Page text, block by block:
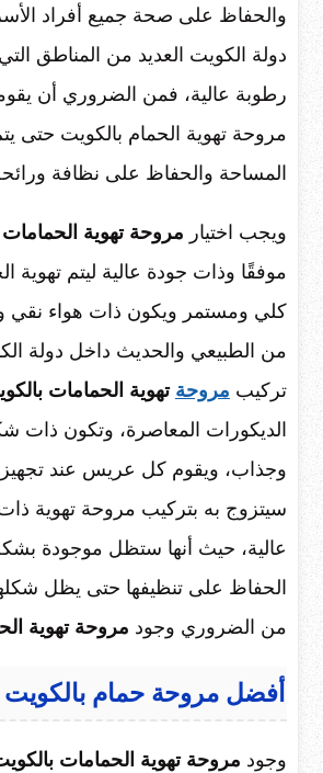
والحفاظ على صحة جميع أفراد
دولة الكويت العديد من المناطق
رطوبة عالية، فمن الضروري أن
مروحة تهوية الحمام بالكويت حتى
المساحة والحفاظ على نظافة
ويجب اختيار مروحة تهوية الحمامات
موفقًا وذات جودة عالية ليتم تهوية
كلي ومستمر ويكون ذات هواء نقي
من الطبيعي والحديث داخل دولة
تركيب مروحة تهوية الحمامات
الديكورات المعاصرة، وتكون ذات
وجذاب، ويقوم كل عريس عند تجهيز
سيتزوج به بتركيب مروحة تهوية
عالية، حيث أنها ستظل موجودة
الحفاظ على تنظيفها حتى يظل
من الضروري وجود مروحة تهوية
أفضل مروحة حمام بالكويت
وجود مروحة تهوية الحمامات